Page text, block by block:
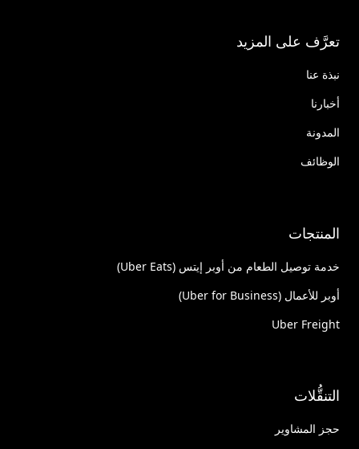
تعرَّف على المزيد
نبذة عنا
أخبارنا
المدونة
الوظائف
المنتجات
خدمة توصيل الطعام من أوبر إيتس (Uber Eats)
أوبر للأعمال (Uber for Business)
Uber Freight
التنقُّلات
حجز المشاوير